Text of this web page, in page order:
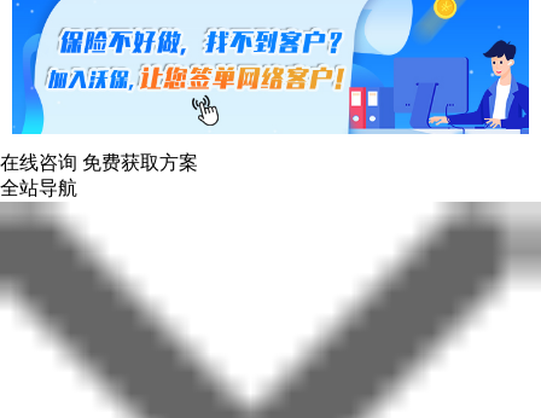
在线咨询 免费获取方案
全站导航